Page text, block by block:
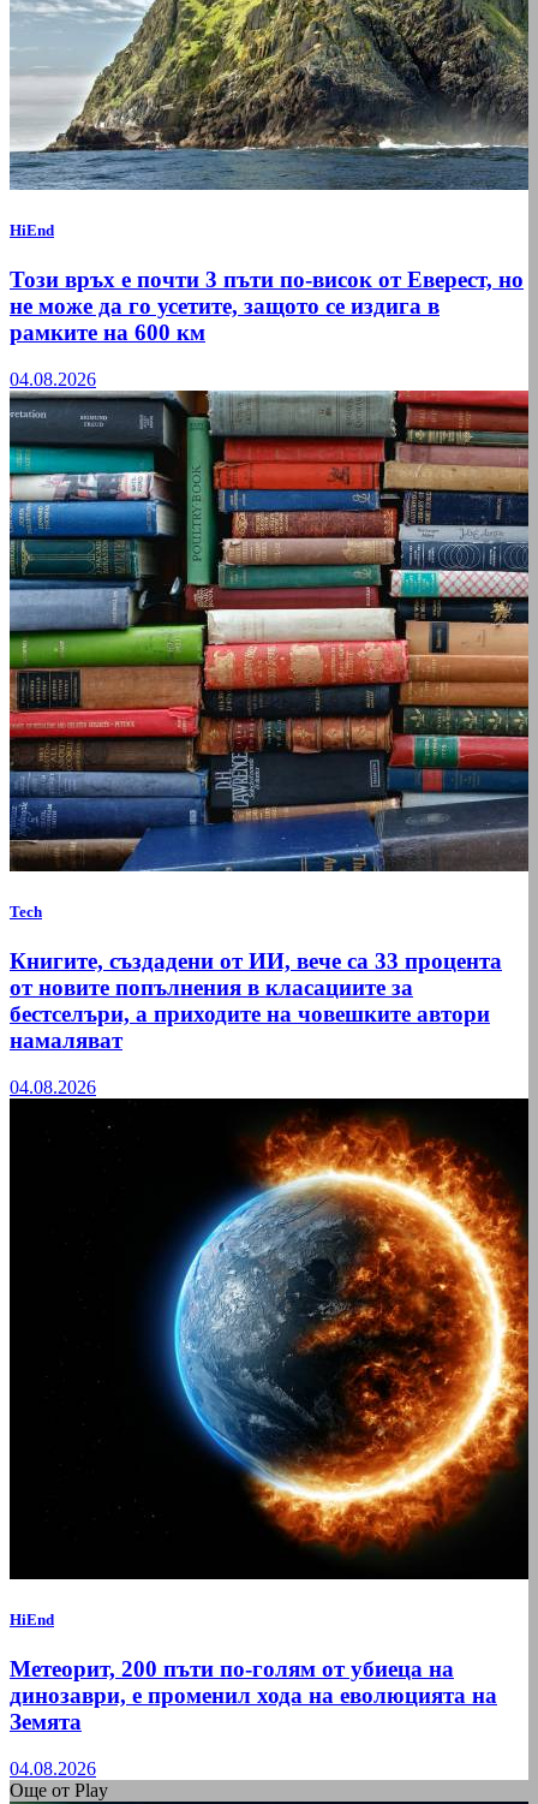
HiEnd
Този връх е почти 3 пъти по-висок от Еверест, но
не може да го усетите, защото се издига в
рамките на 600 км
04.08.2026
Tech
Книгите, създадени от ИИ, вече са 33 процента
от новите попълнения в класациите за
бестселъри, а приходите на човешките автори
намаляват
04.08.2026
HiEnd
Метеорит, 200 пъти по-голям от убиеца на
динозаври, е променил хода на еволюцията на
Земята
04.08.2026
Още от Play